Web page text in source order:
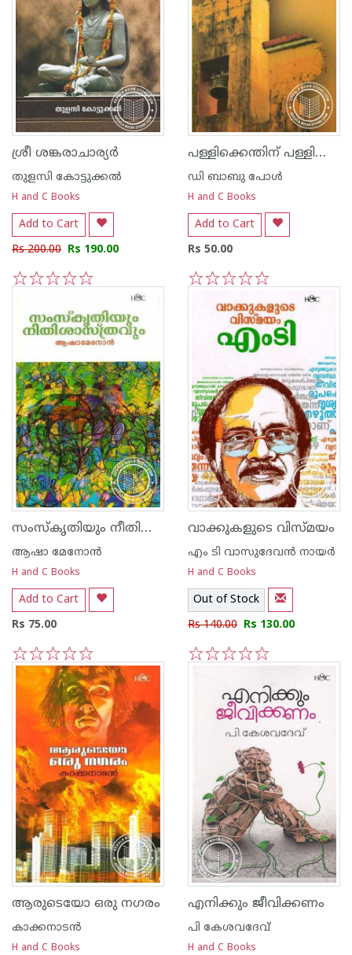
ശ്രീ ശങ്കരാചാര്യര്‍
തുളസി കോട്ടുക്കല്‍
H and C Books
Add to Cart
Rs 200.00 Rs 190.00
പള്ളിക്കെന്തിന്‌ പള്ളിക്കൂടം
ഡി ബാബു പോള്‍
H and C Books
Add to Cart
Rs 50.00
സംസ്കൃതിയും നീതിശാസ്ത്രവും
ആഷാ മേനോന്‍
H and C Books
Add to Cart
Rs 75.00
5
4
3
2
1
വാക്കുകളുടെ വിസ്മയം
എം ടി വാസുദേവന്‍ നായര്‍
H and C Books
Out of Stock
Rs 140.00 Rs 130.00
ആരുടെയോ ഒരു നഗരം
കാക്കനാടന്‍
H and C Books
എനിക്കും ജീവിക്കണം
പി കേശവദേവ്‌
H and C Books